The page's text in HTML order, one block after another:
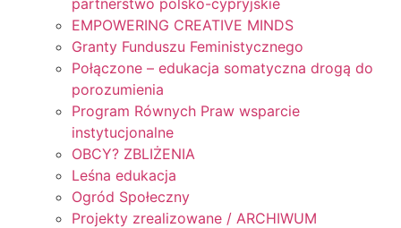
partnerstwo polsko-cypryjskie
EMPOWERING CREATIVE MINDS
Granty Funduszu Feministycznego
Połączone – edukacja somatyczna drogą do
porozumienia
Program Równych Praw wsparcie
instytucjonalne
OBCY? ZBLIŻENIA
Leśna edukacja
Ogród Społeczny
Projekty zrealizowane / ARCHIWUM